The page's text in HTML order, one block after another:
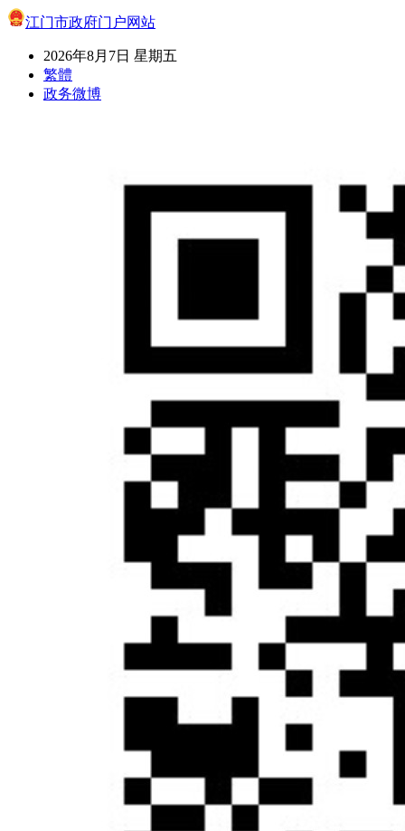
江门市政府门户网站
2026年8月7日 星期五
繁體
政务微博